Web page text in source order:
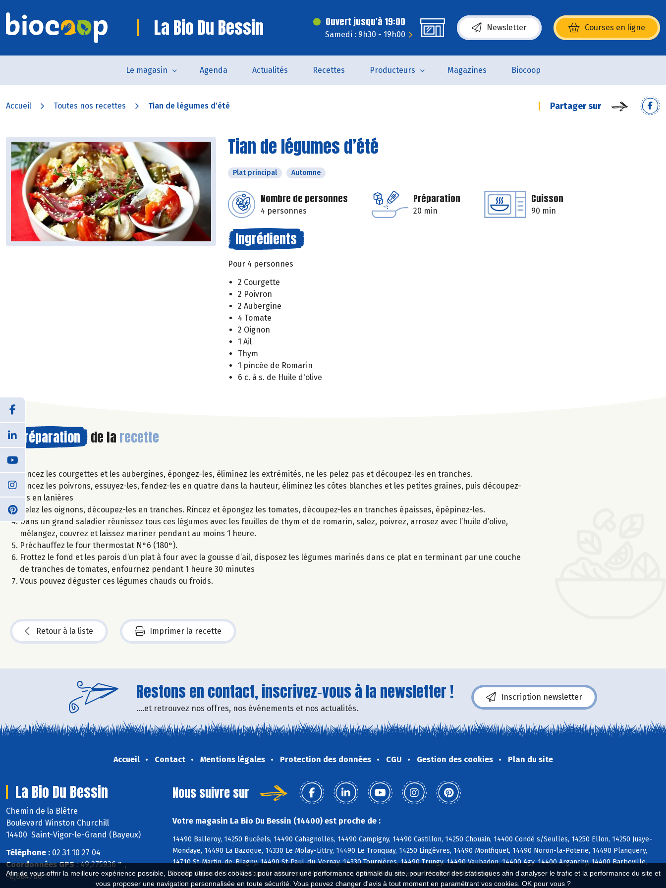
Afin de vous offrir la meilleure expérience possible, Biocoop utilise des cookies : pour assurer une performance optimale du site, pour récolter des statistiques afin d'analyser le trafic et la performance du site et
vous proposer une navigation personnalisée en toute sécurité. Vous pouvez changer d'avis à tout moment en paramétrant vos cookies. OK pour vous ?
La Bio Du Bessin Ouvert jusqu'à 19:00
Samedi : 9h30 - 19h00
Newsletter Courses en ligne
(s’ouvre dans une nouvelle fenêtre)
Le magasin Agenda Actualités Recettes Producteurs Magazines Biocoop
Accueil Toutes nos recettes Tian de légumes d’été Partager sur
Tian de légumes d’été
Plat principal Automne
Nombre de personnes
4 personnes
Préparation
20 min
Cuisson
90 min
Ingrédients
Pour 4 personnes
2 Courgette
2 Poivron
2 Aubergine
4 Tomate
2 Oignon
1 Ail
Thym
1 pincée de Romarin
6 c. à s. de Huile d'olive
Préparation de la recette
Rincez les courgettes et les aubergines, épongez-les, éliminez les extrémités, ne les pelez pas et découpez-les en tranches.
Rincez les poivrons, essuyez-les, fendez-les en quatre dans la hauteur, éliminez les côtes blanches et les petites graines, puis découpez-
les en lanières
Pelez les oignons, découpez-les en tranches. Rincez et épongez les tomates, découpez-les en tranches épaisses, épépinez-les.
Dans un grand saladier réunissez tous ces légumes avec les feuilles de thym et de romarin, salez, poivrez, arrosez avec l’huile d’olive,
mélangez, couvrez et laissez mariner pendant au moins 1 heure.
Préchauffez le four thermostat N°6 (180°).
Frottez le fond et les parois d’un plat à four avec la gousse d’ail, disposez les légumes marinés dans ce plat en terminant par une couche
de tranches de tomates, enfournez pendant 1 heure 30 minutes
Vous pouvez déguster ces légumes chauds ou froids.
Retour à la liste Imprimer la recette
Restons en contact, inscrivez-vous à la newsletter !
....et retrouvez nos offres, nos événements et nos actualités.
Inscription newsletter
Accueil Contact Mentions légales Protection des données CGU Gestion des cookies Plan du site
La Bio Du Bessin
Chemin de la Blêtre
Boulevard Winston Churchill
14400 Saint-Vigor-le-Grand (Bayeux)
Téléphone : 02 31 10 27 04
Coordonnées GPS :49,275936 ° ,
-0,684766 °
Nous suivre sur
Votre magasin La Bio Du Bessin (14400) est proche de :
14490 Balleroy, 14250 Bucéels, 14490 Cahagnolles, 14490 Campigny, 14490 Castillon, 14250 Chouain, 14400 Condé s/Seulles, 14250 Ellon, 14250 Juaye-
Mondaye, 14490 La Bazoque, 14330 Le Molay-Littry, 14490 Le Tronquay, 14250 Lingèvres, 14490 Montfiquet, 14490 Noron-la-Poterie, 14490 Planquery,
14710 St-Martin-de-Blagny, 14490 St-Paul-du-Vernay, 14330 Tournières, 14490 Trungy, 14490 Vaubadon, 14400 Agy, 14400 Arganchy, 14400 Barbeville,
14400 Bayeux, 14400 Cottun, 14400 Cussy, 14400 Guéron, 14400 Monceaux-en-Bessin, 14400 Nonant